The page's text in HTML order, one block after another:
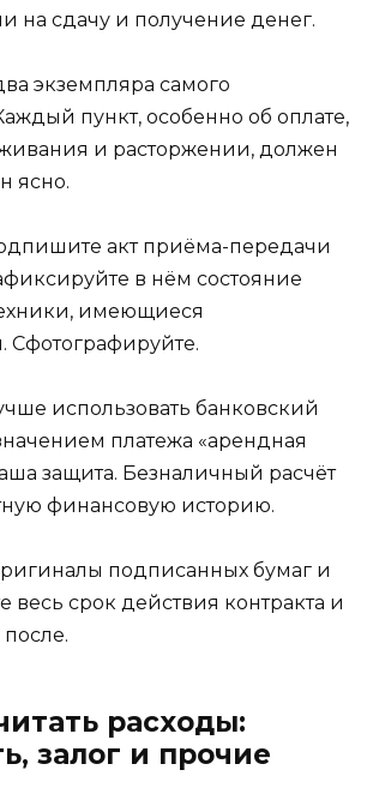
на сдачу и получение денег.
экземпляра самого
пункт, особенно об оплате,
и расторжении, должен
ясно.
акт приёма-передачи
в нём состояние
имеющиеся
Сфотографируйте.
использовать банковский
платежа «арендная
защита. Безналичный расчёт
финансовую историю.
подписанных бумаг и
весь срок действия контракта и
расходы:
залог и прочие